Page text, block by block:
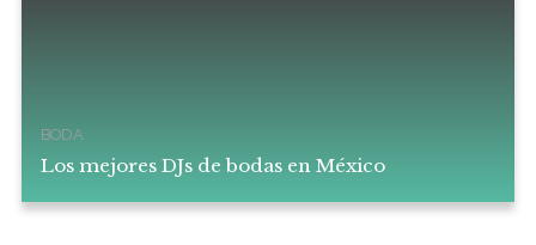
BODA
Los mejores DJs de bodas en México